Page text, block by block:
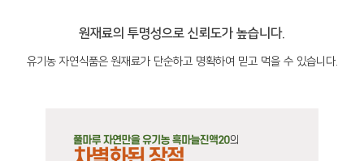
원재료의 투명성으로 신뢰도가 높습니다.
유기농 자연식품은 원재료가 단순하고 명확하여 믿고 먹을 수 있습니다.